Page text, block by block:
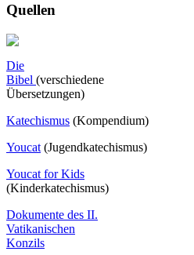
Quellen
Die
Bibel (verschiedene
Übersetzungen)
Katechismus (Kompendium)
Youcat (Jugendkatechismus)
Youcat for Kids
(Kinderkatechismus)
Dokumente des II.
Vatikanischen
Konzils